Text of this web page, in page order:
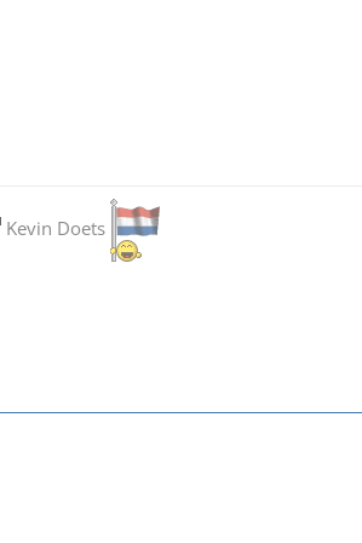
Kevin Doets